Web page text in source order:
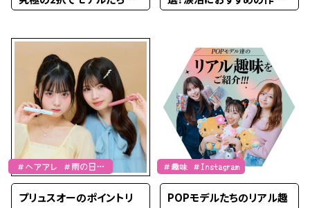
＃ヘアアレ ＃雨の日ヘ
アアレ
プリュスオーのポイントリ
＃趣味 ＃Instagram
POPモデルたちのリアル趣